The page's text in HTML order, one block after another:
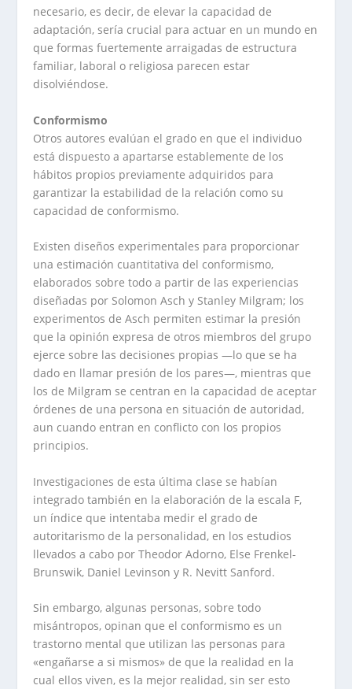
necesario, es decir, de elevar la capacidad de
adaptación, sería crucial para actuar en un mundo en
que formas fuertemente arraigadas de estructura
familiar, laboral o religiosa parecen estar
disolviéndose.
Conformismo
Otros autores evalúan el grado en que el individuo
está dispuesto a apartarse establemente de los
hábitos propios previamente adquiridos para
garantizar la estabilidad de la relación como su
capacidad de conformismo.
Existen diseños experimentales para proporcionar
una estimación cuantitativa del conformismo,
elaborados sobre todo a partir de las experiencias
diseñadas por Solomon Asch y Stanley Milgram; los
experimentos de Asch permiten estimar la presión
que la opinión expresa de otros miembros del grupo
ejerce sobre las decisiones propias —lo que se ha
dado en llamar presión de los pares—, mientras que
los de Milgram se centran en la capacidad de aceptar
órdenes de una persona en situación de autoridad,
aun cuando entran en conflicto con los propios
principios.
Investigaciones de esta última clase se habían
integrado también en la elaboración de la escala F,
un índice que intentaba medir el grado de
autoritarismo de la personalidad, en los estudios
llevados a cabo por Theodor Adorno, Else Frenkel-
Brunswik, Daniel Levinson y R. Nevitt Sanford.
Sin embargo, algunas personas, sobre todo
misántropos, opinan que el conformismo es un
trastorno mental que utilizan las personas para
«engañarse a si mismos» de que la realidad en la
cual ellos viven, es la mejor realidad, sin ser esto